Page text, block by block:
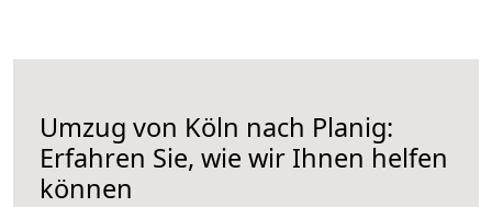
Umzug von Köln nach Planig:
Erfahren Sie, wie wir Ihnen helfen
können